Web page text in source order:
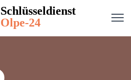
Schlüsseldienst
Olpe-24